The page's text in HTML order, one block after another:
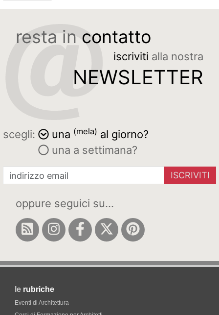
resta in contatto
iscriviti alla nostra
NEWSLETTER
scegli: una (mela) al giorno?
una a settimana?
ISCRIVITI
oppure seguici su...
le rubriche
Eventi di Architettura